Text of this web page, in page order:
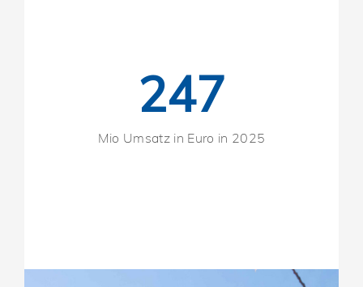
247
Mio Umsatz in Euro in 2025